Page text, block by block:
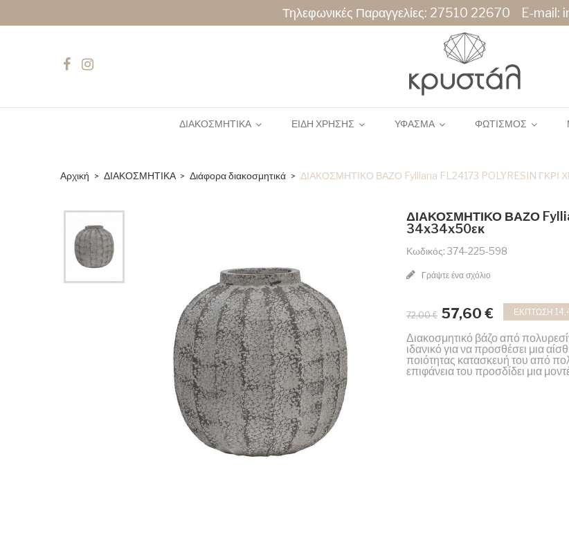
Τηλεφωνικές Παραγγελίες: 27510 22670 E-mail:
ΔΙΑΚΟΣΜΗΤΙΚΑ ΕΙΔΗ ΧΡΗΣΗΣ ΥΦΑΣΜΑ ΦΩΤΙΣΜΟΣ
Αρχική ΔΙΑΚΟΣΜΗΤΙΚΑ Διάφορα διακοσμητικά ΔΙΑΚΟΣΜΗΤΙΚΟ ΒΑΖΟ Fylliana FL24173 POLYRESIN ΓΚΡΙ
ΔΙΑΚΟΣΜΗΤΙΚΟ ΒΑΖΟ
34x34x50εκ
Κωδικός: 374-225-598
Γράψτε ένα σχόλιο
72,00 € 57,60 € ΈΚΠΤΩΣΗ
Διακοσμητικό βάζο από
ιδανικό για να προσθέσει μια
ποιότητας κατασκευή του από
επιφάνεια του προσδίδει μια